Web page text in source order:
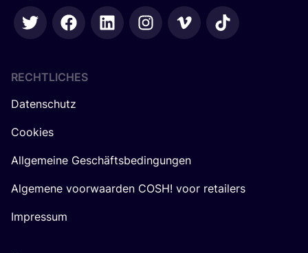
RECHTLICHES
Datenschutz
Cookies
Allgemeine Geschäftsbedingungen
Algemene voorwaarden COSH! voor retailers
Impressum